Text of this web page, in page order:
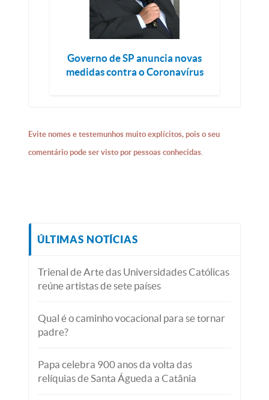
Governo de SP anuncia novas
medidas contra o Coronavírus
Evite nomes e testemunhos muito explícitos, pois o seu
comentário pode ser visto por pessoas conhecidas.
ÚLTIMAS NOTÍCIAS
Trienal de Arte das Universidades Católicas
reúne artistas de sete países
Qual é o caminho vocacional para se tornar
padre?
Papa celebra 900 anos da volta das
relíquias de Santa Águeda a Catânia